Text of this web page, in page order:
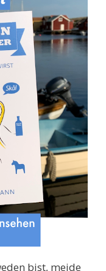
bist, meide